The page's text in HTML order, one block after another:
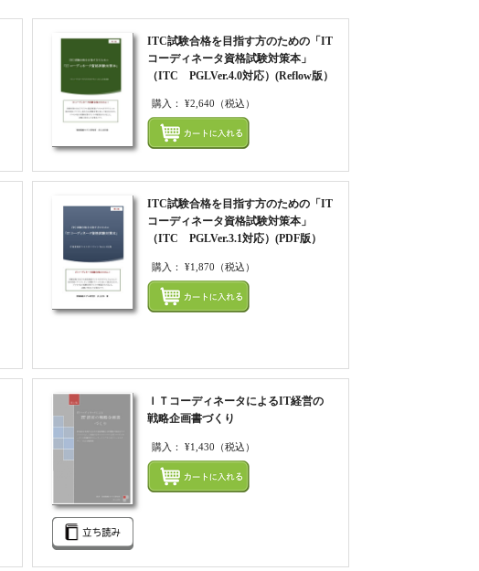
まとめてカートにいれる
ITC試験合格を目指す方のための「IT
コーディネータ資格試験対策本」
（ITC PGLVer.4.0対応）(Reflow版）
購入：¥2,640 （税込）
ITC試験合格を目指す方のための「IT
コーディネータ資格試験対策本」
（ITC PGLVer.3.1対応）(PDF版）
購入：¥1,870 （税込）
まとめてカートにいれる
ＩＴコーディネータによるIT経営の
戦略企画書づくり
購入：¥1,430 （税込）